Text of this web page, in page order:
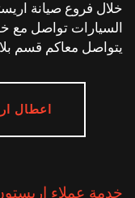
خلال فروع صيانة
السيارات تواصل مع
يتواصل معاكم قسم
اعطال
خدمة عملاء